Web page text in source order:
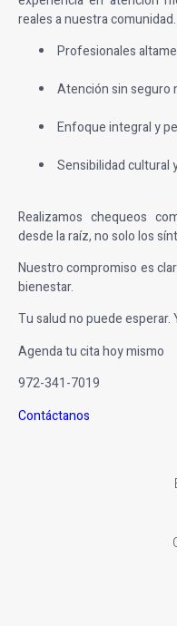
reales a nuestra comunidad.
Profesionales
Atención sin seguro
Enfoque integral y
Sensibilidad cultural
Realizamos chequeos
desde la raíz, no solo los
Nuestro compromiso es
bienestar.
Tu salud no puede esperar.
Agenda tu cita hoy mismo
972-341-7019
Contáctanos